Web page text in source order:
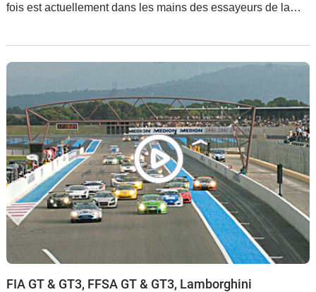
fois est actuellement dans les mains des essayeurs de la
FIA GT & GT3, FFSA GT & GT3, Lamborghini